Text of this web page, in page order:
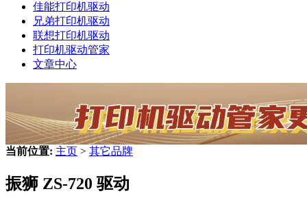
佳能打印机驱动
兄弟打印机驱动
联想打印机驱动
打印机驱动管家
文章中心
当前位置: 主页 > 其它品牌
振狮 ZS-720 驱动